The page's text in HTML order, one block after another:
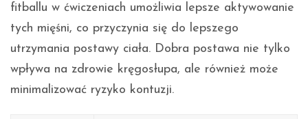
fitballu w ćwiczeniach umożliwia lepsze aktywowanie
tych mięśni, co przyczynia się do lepszego
utrzymania postawy ciała. Dobra postawa nie tylko
wpływa na zdrowie kręgosłupa, ale również może
minimalizować ryzyko kontuzji.